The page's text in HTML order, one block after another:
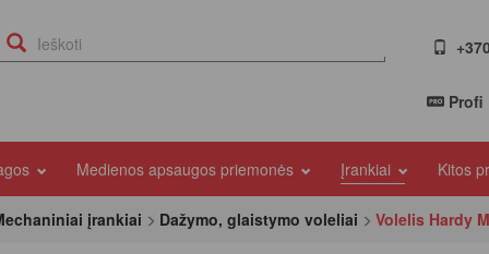
Profi
Medienos apsaugos priemonės Įrankiai Kitos
įrankiai
Dažymo, glaistymo voleliai Volelis Hardy